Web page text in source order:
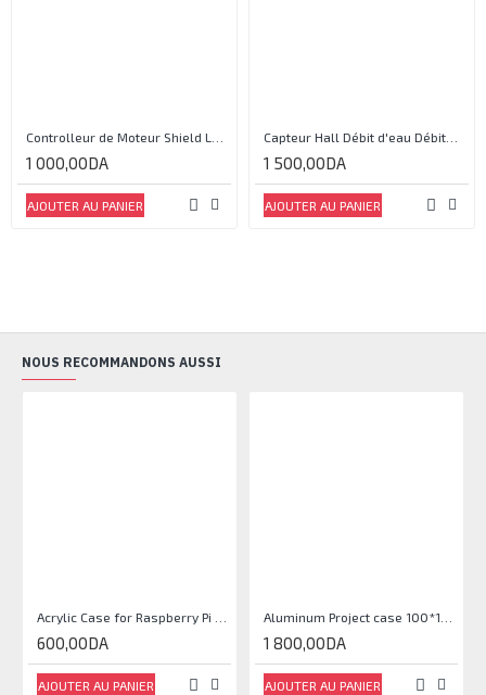
1 000,00DA
AJOUTER AU PANIER
Capteur Hall Débit d'eau Débitmètre Contrôle 1-30L Eau / min 1.75MPa
1 500,00DA
AJOUTER AU PANIER
NOUS RECOMMANDONS AUSSI
600,00DA
AJOUTER AU PANIER
1 800,00DA
AJOUTER AU PANIER